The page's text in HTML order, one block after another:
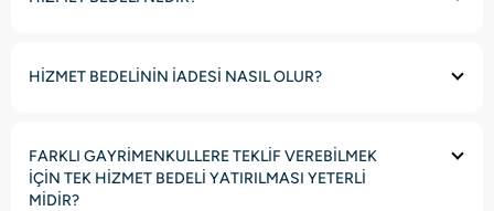
HİZMET BEDELİNİN İADESİ NASIL OLUR?
FARKLI GAYRİMENKULLERE TEKLİF VEREBİLMEK
İÇİN TEK HİZMET BEDELİ YATIRILMASI YETERLİ
MİDİR?